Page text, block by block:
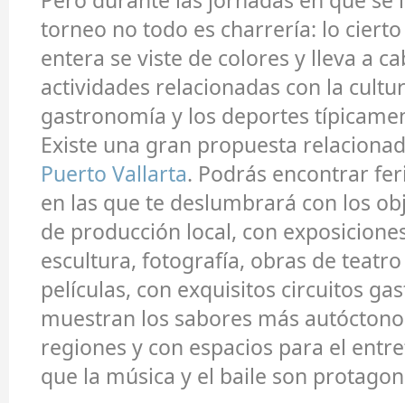
torneo no todo es charrería: lo
entera se viste de colores y lleva a
actividades relacionadas con la
gastronomía y los deportes
Existe una gran propuesta
Puerto Vallarta. Podrás encontrar
en las que te deslumbrará con los
de producción local, con
escultura, fotografía, obras de
películas, con exquisitos circuitos
muestran los sabores más
regiones y con espacios para el
que la música y el baile son